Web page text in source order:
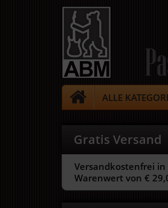
ALLE
Gratis Versand
Versandkostenfrei
Warenwert von €